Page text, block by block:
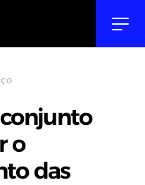
o
das